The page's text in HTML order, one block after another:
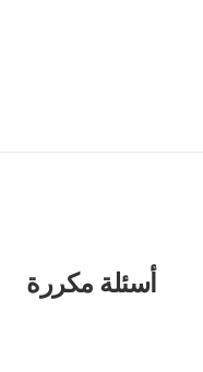
أسئلة مكررة